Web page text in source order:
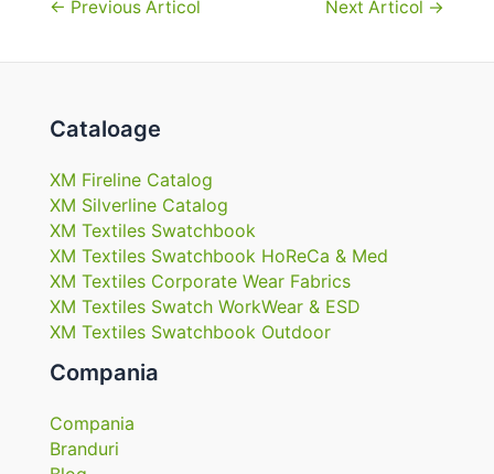
Navigare
articole
← Previous Articol Next Articol →
Cataloage
XM Fireline Catalog
XM Silverline Catalog
XM Textiles Swatchbook
XM Textiles Swatchbook HoReCa & Med
XM Textiles Corporate Wear Fabrics
XM Textiles Swatch WorkWear & ESD
XM Textiles Swatchbook Outdoor
Compania
Compania
Branduri